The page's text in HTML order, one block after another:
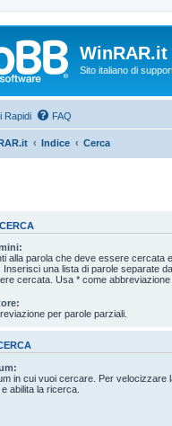
WinRAR.it
Sito italiano di
Rapidi FAQ
Indice Cerca
alla parola che deve essere cercata
una lista di parole separate da
cercata. Usa * come abbreviazione
per parole parziali.
in cui vuoi cercare. Per velocizzare
abilita la ricerca.